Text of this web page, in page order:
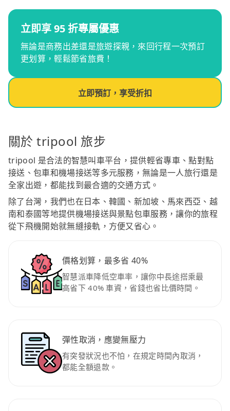
立即享 95 折專屬優惠
無論是商務出差還是旅遊探親，來回行程一次預訂
更划算，輕鬆節省旅費！
立即預訂，享受折扣
關於 tripool 旅步
tripool 是合法的智慧叫車平台，提供輕省專車、點對點
接送、包車和機場接送等多元服務，無論是一人旅行還是
全家出遊，都能找到最合適的交通方式。
除了台灣，我們也在日本、韓國、新加坡、馬來西亞、越
南和泰國等地提供機場接送與景點包車服務，讓你的旅程
從下飛機開始就無縫接軌，方便又省心。
價格划算，最多省 40%
智慧派車降低空車率，讓你中長途搭乘最
高省下 40% 車資，省錢也省比價時間。
彈性取消，應變無壓力
有突發狀況也不怕，在規定時間內取消，
都能全額退款。